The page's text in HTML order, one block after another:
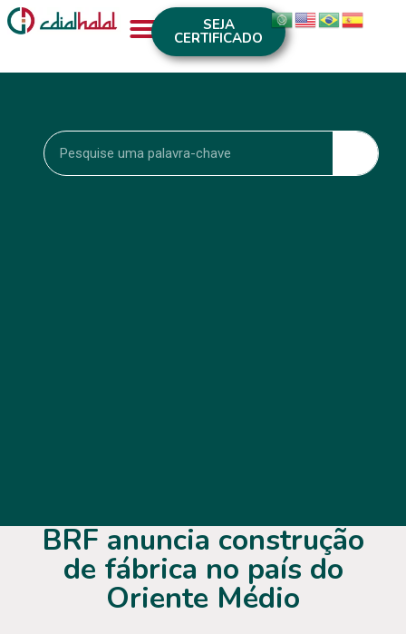
SEJA
CERTIFICADO
BRF anuncia construção
de fábrica no país do
Oriente Médio